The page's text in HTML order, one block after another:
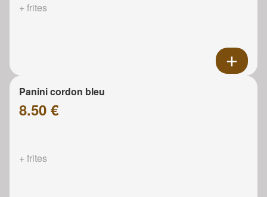
+ frites
Panini cordon bleu
8.50 €
+ frites